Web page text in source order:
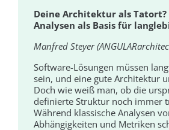
Deine Architektur als Tatort?
Analysen als Basis für
Manfred Steyer
Software-Lösungen müssen
sein, und eine gute Architektur
Doch wie weiß man, ob die
definierte Struktur noch immer
Während klassische Analysen
Abhängigkeiten und Metriken